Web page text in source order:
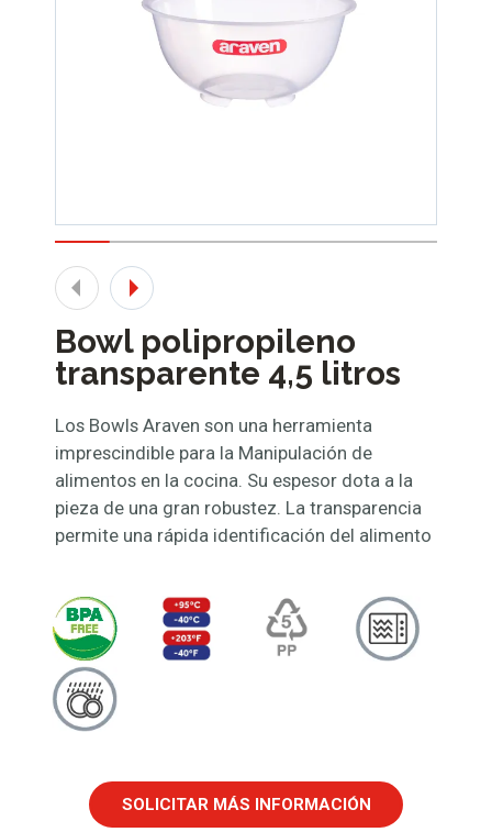
Bowl polipropileno
transparente 4,5 litros
Los Bowls Araven son una herramienta
imprescindible para la Manipulación de
alimentos en la cocina. Su espesor dota a la
pieza de una gran robustez. La transparencia
permite una rápida identificación del alimento
SOLICITAR MÁS INFORMACIÓN